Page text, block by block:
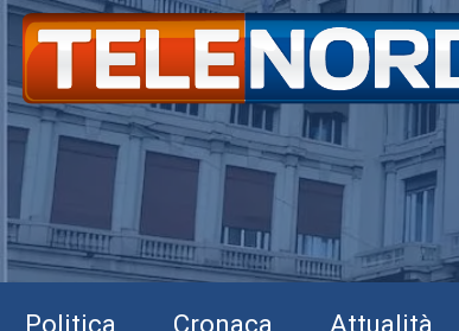
Politica Cronaca Attualità